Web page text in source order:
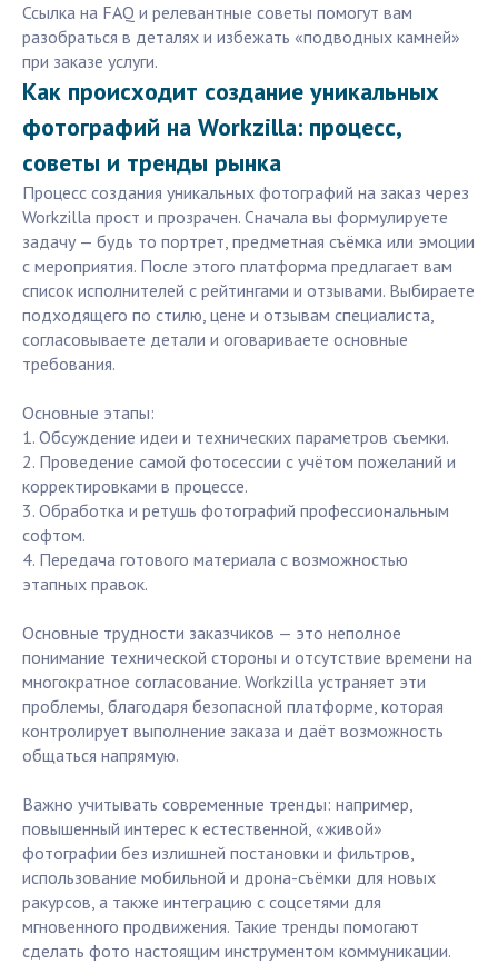
Ссылка на FAQ и релевантные советы помогут вам
разобраться в деталях и избежать «подводных камней»
при заказе услуги.
Как происходит создание уникальных
фотографий на Workzilla: процесс,
советы и тренды рынка
Процесс создания уникальных фотографий на заказ через
Workzilla прост и прозрачен. Сначала вы формулируете
задачу — будь то портрет, предметная съёмка или эмоции
с мероприятия. После этого платформа предлагает вам
список исполнителей с рейтингами и отзывами. Выбираете
подходящего по стилю, цене и отзывам специалиста,
согласовываете детали и оговариваете основные
требования.
Основные этапы:
1. Обсуждение идеи и технических параметров съемки.
2. Проведение самой фотосессии с учётом пожеланий и
корректировками в процессе.
3. Обработка и ретушь фотографий профессиональным
софтом.
4. Передача готового материала с возможностью
этапных правок.
Основные трудности заказчиков — это неполное
понимание технической стороны и отсутствие времени на
многократное согласование. Workzilla устраняет эти
проблемы, благодаря безопасной платформе, которая
контролирует выполнение заказа и даёт возможность
общаться напрямую.
Важно учитывать современные тренды: например,
повышенный интерес к естественной, «живой»
фотографии без излишней постановки и фильтров,
использование мобильной и дрона-съёмки для новых
ракурсов, а также интеграцию с соцсетями для
мгновенного продвижения. Такие тренды помогают
сделать фото настоящим инструментом коммуникации.